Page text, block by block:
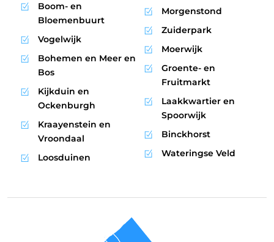
Boom- en
Bloemenbuurt
Vogelwijk
Bohemen en Meer en
Bos
Kijkduin en
Ockenburgh
Kraayenstein en
Vroondaal
Loosduinen
Morgenstond
Zuiderpark
Moerwijk
Groente- en
Fruitmarkt
Laakkwartier en
Spoorwijk
Binckhorst
Wateringse Veld